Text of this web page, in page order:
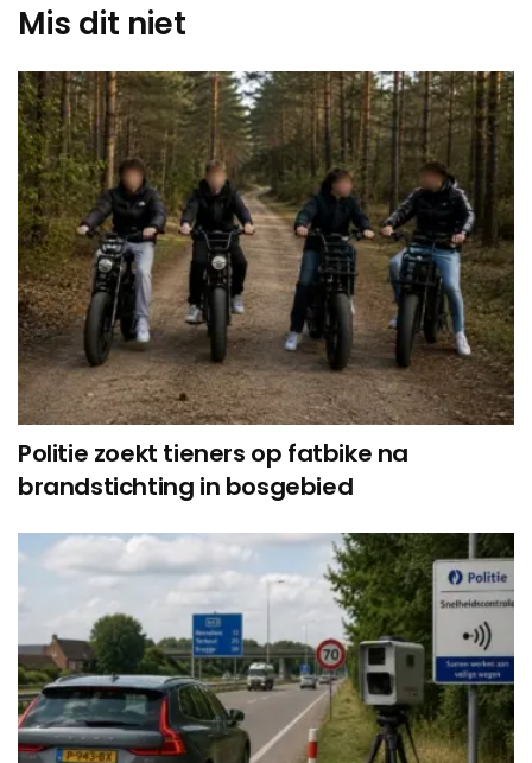
Mis dit niet
Politie zoekt tieners op fatbike na
brandstichting in bosgebied